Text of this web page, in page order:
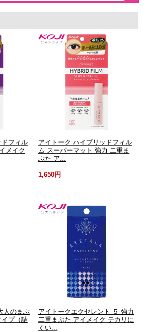
フィル
メイク
アイトーク ハイブリッドフィル
ム スーパーマット 強力 二重ま
ぶた ア...
1,650円
人のまぶ
プ（詰
アイトークエクセレント ５ 強力
二重まぶた アイメイク テカリに
くい...